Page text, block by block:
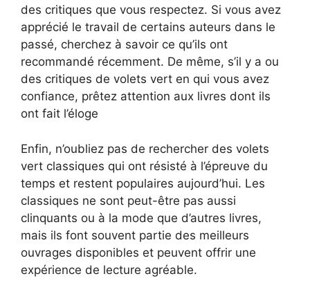
des critiques que vous respectez. Si vous avez
apprécié le travail de certains auteurs dans le
passé, cherchez à savoir ce qu’ils ont
recommandé récemment. De même, s’il y a ou
des critiques de volets vert en qui vous avez
confiance, prêtez attention aux livres dont ils
ont fait l’éloge
Enfin, n’oubliez pas de rechercher des volets
vert classiques qui ont résisté à l’épreuve du
temps et restent populaires aujourd’hui. Les
classiques ne sont peut-être pas aussi
clinquants ou à la mode que d’autres livres,
mais ils font souvent partie des meilleurs
ouvrages disponibles et peuvent offrir une
expérience de lecture agréable.